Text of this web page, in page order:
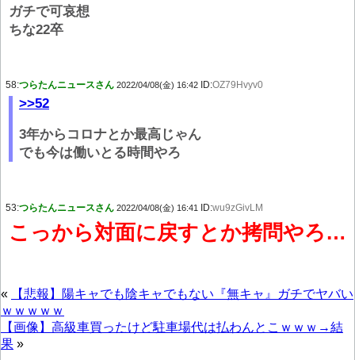
ガチで可哀想
ちな22卒
58:つらたんニュースさん 2022/04/08(金) 16:42 ID:OZ79Hvyv0
>>52
3年からコロナとか最高じゃん
でも今は働いとる時間やろ
53:つらたんニュースさん 2022/04/08(金) 16:41 ID:wu9zGivLM
こっから対面に戻すとか拷問やろ…
«
【悲報】陽キャでも陰キャでもない『無キャ』ガチでヤバい
ｗｗｗｗｗ
【画像】高級車買ったけど駐車場代は払わんとこｗｗｗ→結
果 »